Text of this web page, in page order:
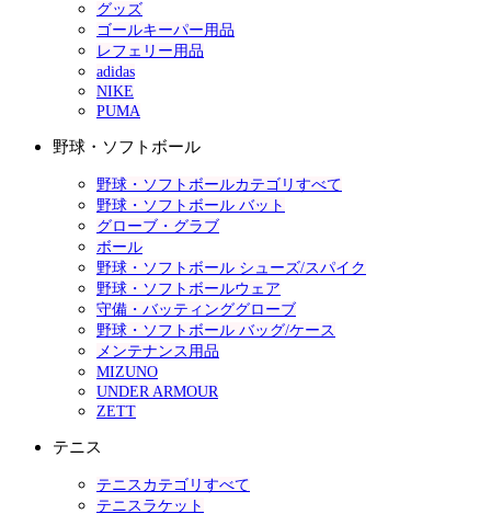
グッズ
ゴールキーパー用品
レフェリー用品
adidas
NIKE
PUMA
野球・ソフトボール
野球・ソフトボールカテゴリすべて
野球・ソフトボール バット
グローブ・グラブ
ボール
野球・ソフトボール シューズ/スパイク
野球・ソフトボールウェア
守備・バッティンググローブ
野球・ソフトボール バッグ/ケース
メンテナンス用品
MIZUNO
UNDER ARMOUR
ZETT
テニス
テニスカテゴリすべて
テニスラケット